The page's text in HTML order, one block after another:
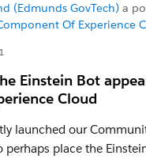
(Edmunds GovTech) a
Of Experience
Einstein Bot
Cloud
launched our
perhaps place the